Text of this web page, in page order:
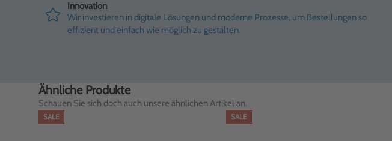
Innovation
Wir investieren in digitale Lösungen und moderne Prozesse, um Bestellungen so
effizient und einfach wie möglich zu gestalten.
Ähnliche Produkte
Schauen Sie sich doch auch unsere ähnlichen Artikel an.
SALE SALE